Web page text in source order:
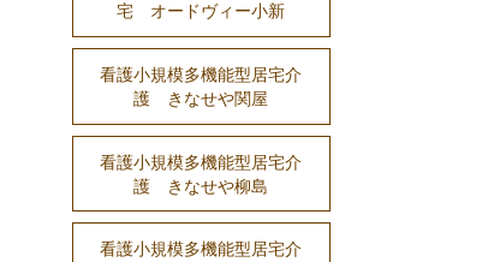
宅 オードヴィー小新
看護小規模多機能型居宅介
護 きなせや関屋
看護小規模多機能型居宅介
護 きなせや柳島
看護小規模多機能型居宅介